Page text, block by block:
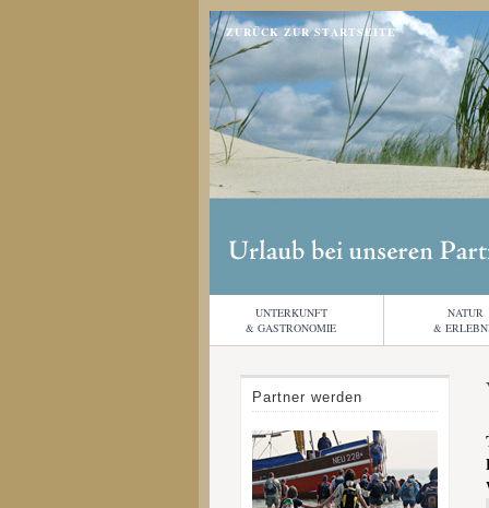
ZURÜCK ZUR STARTSEITE
UNTERKUNFT
& GASTRONOMIE
NATUR
&
Partner werden